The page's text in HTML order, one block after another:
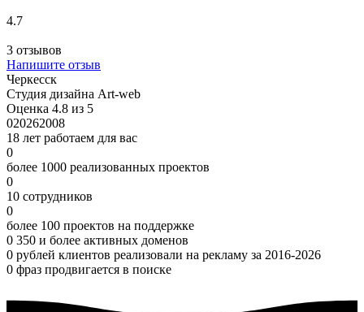
4.7
3 отзывов
Напишите отзыв
Черкесск
Студия дизайна Art-web
Оценка 4.8 из 5
020262008
18 лет работаем для вас
0
более 1000 реализованных проектов
0
10 сотрудников
0
более 100 проектов на поддержке
0 350 и более активных доменов
0 рублей клиентов реализовали на рекламу за 2016-2026
0 фраз продвигается в поиске